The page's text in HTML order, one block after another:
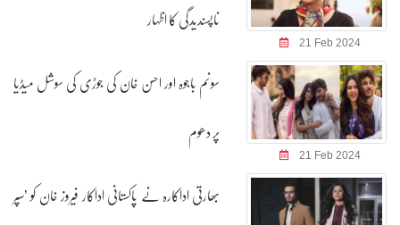
21 Feb 2024
ناپسندیدگی کا اظہار
21 Feb 2024
سونم باجوہ اور احسن خان کی جوڑی کی سوشل میڈیا
پر دھوم
بھارتی اداکارہ نے پاکستانی اداکار فیروز خان کو ’سپر